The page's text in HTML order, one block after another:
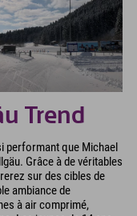
Trend
performant que Michael
Grâce à de véritables
sur des cibles de
ambiance de
à air comprimé,